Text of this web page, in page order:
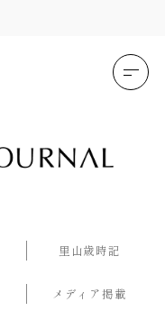
里山歳時記
メディア掲載